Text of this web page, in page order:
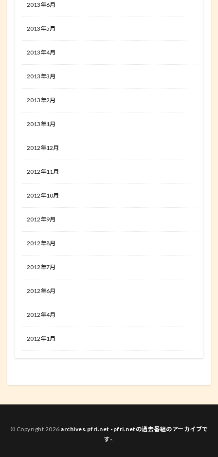
2013年6月
2013年5月
2013年4月
2013年3月
2013年2月
2013年1月
2012年12月
2012年11月
2012年10月
2012年9月
2012年8月
2012年7月
2012年6月
2012年4月
2012年1月
© Copyright 2026 archives.pfri.net -pfri.netの過去番組のアーカイブで
す-